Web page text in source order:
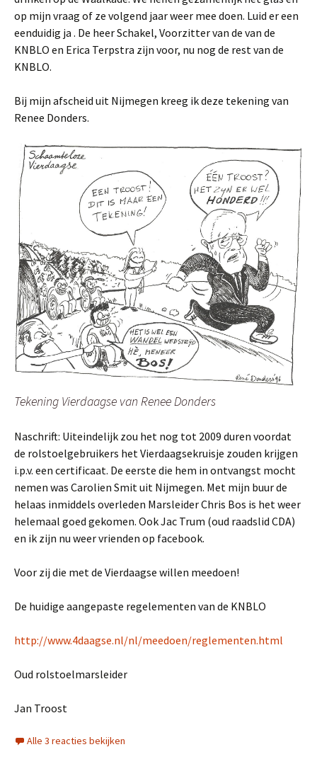
op mijn vraag of ze volgend jaar weer mee doen. Luid er een
eenduidig ja . De heer Schakel, Voorzitter van de van de
KNBLO en Erica Terpstra zijn voor, nu nog de rest van de
KNBLO.
Bij mijn afscheid uit Nijmegen kreeg ik deze tekening van
Renee Donders.
Tekening Vierdaagse van Renee Donders
Naschrift: Uiteindelijk zou het nog tot 2009 duren voordat
de rolstoelgebruikers het Vierdaagsekruisje zouden krijgen
i.p.v. een certificaat. De eerste die hem in ontvangst mocht
nemen was Carolien Smit uit Nijmegen. Met mijn buur de
helaas inmiddels overleden Marsleider Chris Bos is het weer
helemaal goed gekomen. Ook Jac Trum (oud raadslid CDA)
en ik zijn nu weer vrienden op facebook.
Voor zij die met de Vierdaagse willen meedoen!
De huidige aangepaste regelementen van de KNBLO
http://www.4daagse.nl/nl/meedoen/reglementen.html
Oud rolstoelmarsleider
Jan Troost
Alle 3 reacties bekijken